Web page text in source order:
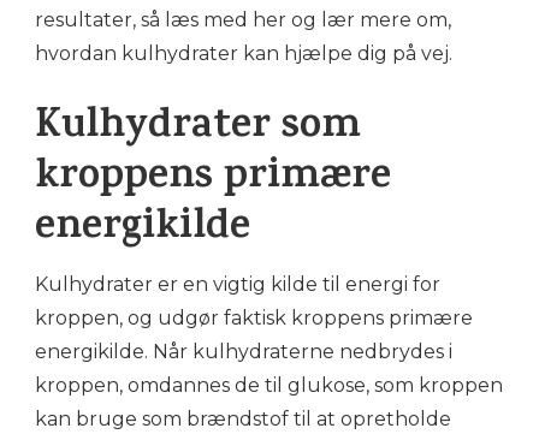
resultater, så læs med her og lær mere om,
hvordan kulhydrater kan hjælpe dig på vej.
Kulhydrater som
kroppens primære
energikilde
Kulhydrater er en vigtig kilde til energi for
kroppen, og udgør faktisk kroppens primære
energikilde. Når kulhydraterne nedbrydes i
kroppen, omdannes de til glukose, som kroppen
kan bruge som brændstof til at opretholde